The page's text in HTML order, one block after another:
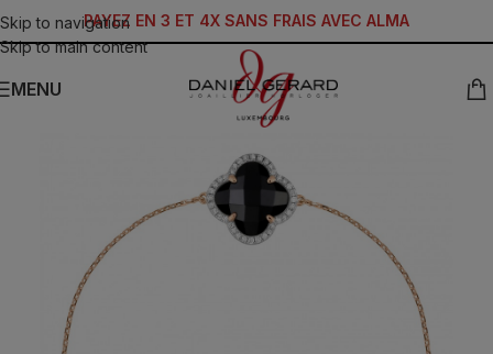
Skip to navigation
Skip to main content
PAYEZ EN 3 ET 4X SANS FRAIS AVEC ALMA
MENU